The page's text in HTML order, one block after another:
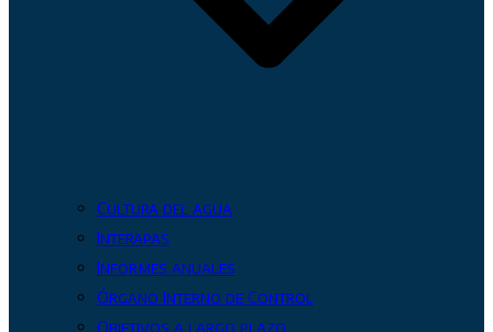
Cultura del agua
Interapas
Informes anuales
Órgano Interno de Control
Objetivos a largo plazo